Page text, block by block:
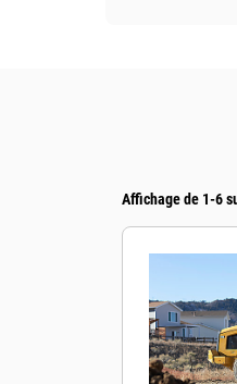
Affichage de 1-6